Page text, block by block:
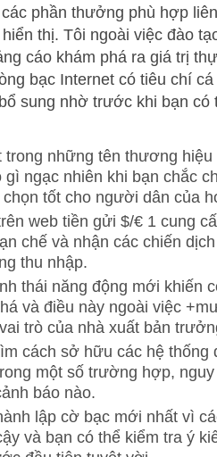
phần thưởng phù hợp
thị. Tôi ngoài việc đào
cáo khám phá ra giá trị
bạc Internet có tiêu chí
sung nhờ trước khi bạn có
trong những tên thương
ngạc nhiên khi bạn chắc
tốt cho người dân của
web tiền gửi $/€ 1 cung
chế và nhận các chiến
thu nhập.
thái năng động mới khiến
và điều này ngoài việc
trò của nhà xuất bản
cách sở hữu các hệ
một số trường hợp,
báo nào.
lập cờ bạc mới nhất vì
và bạn có thể kiểm tra ý